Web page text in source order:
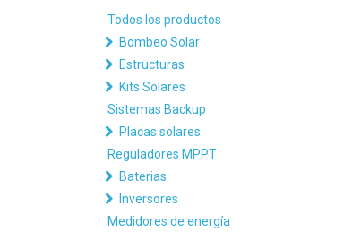
Todos los productos
Bombeo Solar
Estructuras
Kits Solares
Sistemas Backup
Placas solares
Reguladores MPPT
Baterias
Inversores
Medidores de energía